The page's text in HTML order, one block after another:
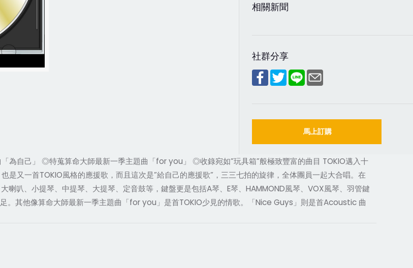
相關新聞
社群分享
馬上訂購
為自己」 ◎特蒐算命大師最新一季主題曲「for you」 ◎收錄宛如”玩具箱”般極致豐富的曲目 TOKIO邁入十
是又一首TOKIO風格的應援歌，而且這次是”給自己的應援歌”，三三七拍的旋律，全体團員一起大合唱。在
喇叭、小提琴、中提琴、大提琴、定音鼓等，鍵盤更是包括A琴、E琴、HAMMOND風琴、VOX風琴、羽管鍵
。其他像算命大師最新一季主題曲「for you」是首TOKIO少見的情歌。「Nice Guys」則是首Acoustic 曲